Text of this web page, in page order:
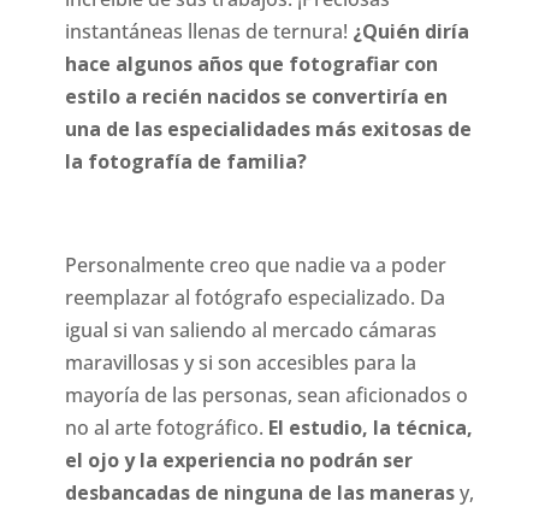
instantáneas llenas de ternura! ¿Quién diría
hace algunos años que fotografiar con
estilo a recién nacidos se convertiría en
una de las especialidades más exitosas de
la fotografía de familia?
Personalmente creo que nadie va a poder
reemplazar al fotógrafo especializado. Da
igual si van saliendo al mercado cámaras
maravillosas y si son accesibles para la
mayoría de las personas, sean aficionados o
no al arte fotográfico. El estudio, la técnica,
el ojo y la experiencia no podrán ser
desbancadas de ninguna de las manerasy,